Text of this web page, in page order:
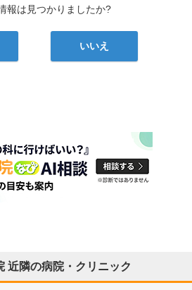
報は見つかりましたか?
いいえ
近隣の病院・クリニック